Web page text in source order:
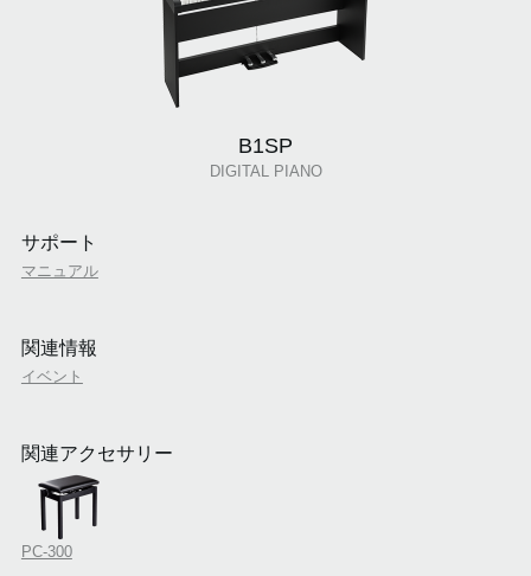
B1SP
DIGITAL PIANO
サポート
マニュアル
関連情報
イベント
関連アクセサリー
PC-300